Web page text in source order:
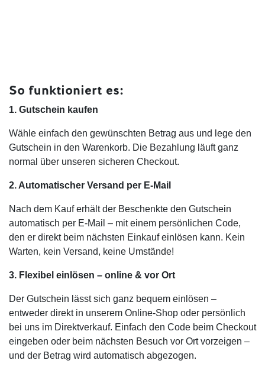
So funktioniert es:
1. Gutschein kaufen
Wähle einfach den gewünschten Betrag aus und lege den
Gutschein in den Warenkorb. Die Bezahlung läuft ganz
normal über unseren sicheren Checkout.
2. Automatischer Versand per E-Mail
Nach dem Kauf erhält der Beschenkte den Gutschein
automatisch per E-Mail – mit einem persönlichen Code,
den er direkt beim nächsten Einkauf einlösen kann. Kein
Warten, kein Versand, keine Umstände!
3. Flexibel einlösen – online & vor Ort
Der Gutschein lässt sich ganz bequem einlösen –
entweder direkt in unserem Online-Shop oder persönlich
bei uns im Direktverkauf. Einfach den Code beim Checkout
eingeben oder beim nächsten Besuch vor Ort vorzeigen –
und der Betrag wird automatisch abgezogen.